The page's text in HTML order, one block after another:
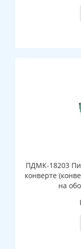
ПДМК-18203
конверте
на